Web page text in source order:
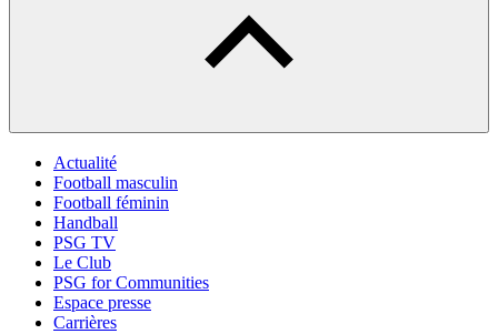
Actualité
Football masculin
Football féminin
Handball
PSG TV
Le Club
PSG for Communities
Espace presse
Carrières